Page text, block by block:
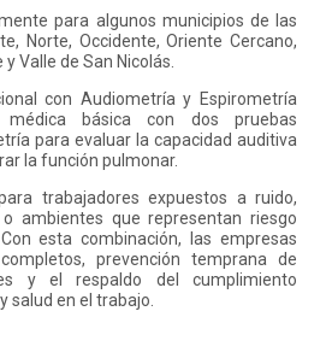
para algunos municipios de las
Norte, Occidente, Oriente Cercano,
Valle de San Nicolás.
con Audiometría y Espirometría
básica con dos pruebas
para evaluar la capacidad auditiva
la función pulmonar.
trabajadores expuestos a ruido,
ambientes que representan riesgo
esta combinación, las empresas
prevención temprana de
y el respaldo del cumplimiento
salud en el trabajo.